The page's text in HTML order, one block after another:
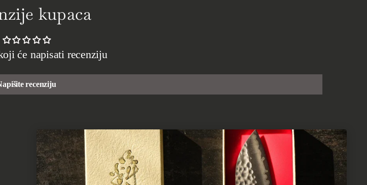
kupaca
će napisati recenziju
recenziju